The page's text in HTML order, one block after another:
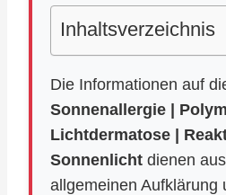
Inhaltsverzeichnis
Die Informationen auf
Sonnenallergie |
Lichtdermatose |
Sonnenlicht dienen
allgemeinen Aufklärung